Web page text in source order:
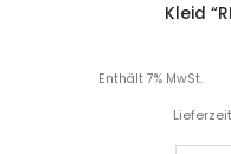
Kleid
Enthält 7% MwSt.